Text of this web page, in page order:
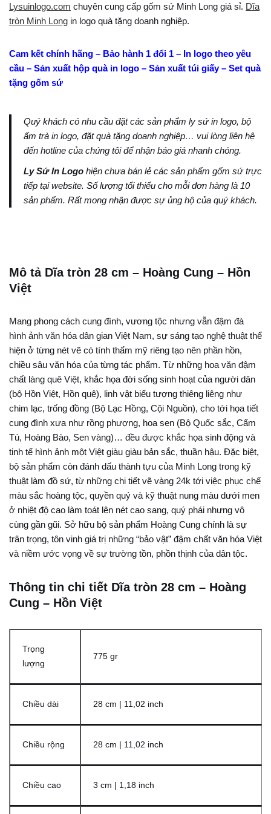
Lysuinlogo.com chuyên cung cấp gốm sứ Minh Long giá sỉ. Dĩa
tròn Minh Long in logo quà tặng doanh nghiệp.
Cam kết chính hãng – Bảo hành 1 đổi 1 – In logo theo yêu
cầu – Sản xuất hộp quà in logo – Sản xuất túi giấy – Set quà
tặng gốm sứ
Quý khách có nhu cầu đặt các sản phẩm ly sứ in logo, bộ
ấm trà in logo, đặt quà tặng doanh nghiệp… vui lòng liên hệ
đến hotline của chúng tôi để nhận báo giá nhanh chóng.
Ly Sứ In Logo hiện chưa bán lẻ các sản phẩm gốm sứ trực
tiếp tại website. Số lượng tối thiểu cho mỗi đơn hàng là 10
sản phẩm. Rất mong nhận được sự ủng hộ của quý khách.
Mô tả Dĩa tròn 28 cm – Hoàng Cung – Hồn
Việt
Mang phong cách cung đình, vương tộc nhưng vẫn đậm đà
hình ảnh văn hóa dân gian Việt Nam, sự sáng tạo nghệ thuật thể
hiện ở từng nét vẽ có tính thẩm mỹ riêng tạo nên phần hồn,
chiều sâu văn hóa của từng tác phẩm. Từ những hoa văn đậm
chất làng quê Việt, khắc họa đời sống sinh hoạt của người dân
(bộ Hồn Việt, Hồn quê), linh vật biểu tượng thiêng liêng như
chim lạc, trống đồng (Bộ Lạc Hồng, Cội Nguồn), cho tới họa tiết
cung đình xưa như rồng phượng, hoa sen (Bộ Quốc sắc, Cẩm
Tú, Hoàng Bào, Sen vàng)… đều được khắc họa sinh động và
tinh tế hình ảnh một Việt giàu giàu bản sắc, thuần hậu. Đặc biệt,
bộ sản phẩm còn đánh dấu thành tựu của Minh Long trong kỹ
thuật làm đồ sứ, từ những chi tiết vẽ vàng 24k tới việc phục chế
màu sắc hoàng tộc, quyền quý và kỹ thuật nung màu dưới men
ở nhiệt độ cao làm toát lên nét cao sang, quý phái nhưng vô
cùng gần gũi. Sở hữu bộ sản phẩm Hoàng Cung chính là sự
trân trọng, tôn vinh giá trị những “bảo vật” đậm chất văn hóa Việt
và niềm ước vọng về sự trường tồn, phồn thịnh của dân tộc.
Thông tin chi tiết Dĩa tròn 28 cm – Hoàng
Cung – Hồn Việt
Trọng
lượng
775 gr
Chiều dài 28 cm | 11,02 inch
Chiều rộng 28 cm | 11,02 inch
Chiều cao 3 cm | 1,18 inch